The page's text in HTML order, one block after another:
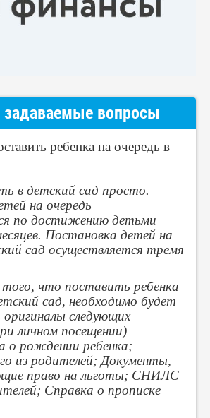
задаваемые вопросы
ребенка на очередь в
в детский сад просто.
на очередь
по достижению детьми
Постановка детей на
сад осуществляется тремя
что поставить ребенка
сад, необходимо будет
следующих
личном посещении)
о рождении ребенка;
из родителей; Документы,
право на льготы; СНИЛС
Справка о прописке